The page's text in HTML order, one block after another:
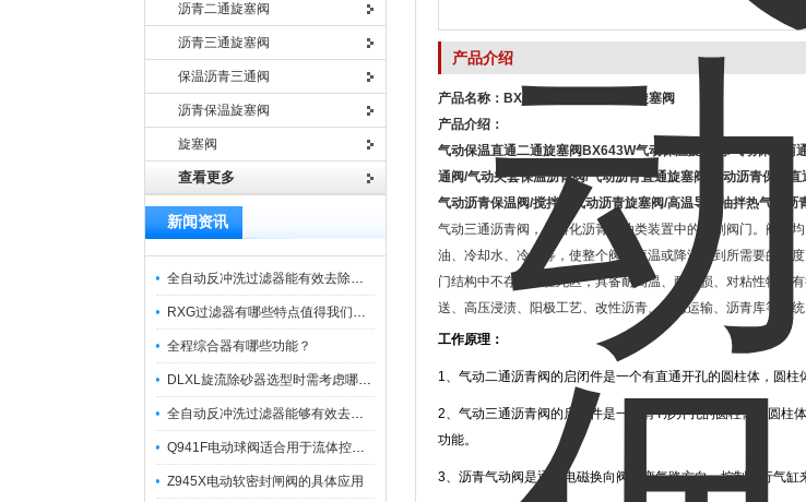
沥青二通旋塞阀
沥青三通旋塞阀
保温沥青三通阀
沥青保温旋塞阀
旋塞阀
查看更多
新闻资讯
全自动反冲洗过滤器能有效去除过滤介质上的杂质
RXG过滤器有哪些特点值得我们选择？
全程综合器有哪些功能？
DLXL旋流除砂器选型时需考虑哪些因素？
全自动反冲洗过滤器能够有效去除不同粒径的固体杂
Q941F电动球阀适合用于流体控制需要迅速反应的场合
Z945X电动软密封闸阀的具体应用
产品介绍
产品名称： BX643W
沥青旋塞阀
产品介绍：
气动保温直通二通旋塞阀 BX643W气动保温旋塞阀/气动保温两
通阀/气动夹套保温沥青阀/气动沥青直通旋塞阀/气动沥青保温
气动沥青保温阀/搅拌站气动沥青旋塞阀/高温导热油拌热气动沥
气动三通沥青阀，是熔化沥青、油类装置中的控制阀门。阀门
油、冷却水、冷气等，使整个阀门恒温或降温达到所需要的温
门结构中不存在空腔死区，具备耐高温、耐磨损、对粘性物料
送、高压浸渍、阳极工艺、改性沥青、液态运输、沥青库等系统
工作原理：
1、气动二通沥青阀的启闭件是一个有直通开孔的圆柱体，圆
2、气动三通沥青阀的启闭件是一个有T形开孔的圆柱体，圆柱
功能。
3、沥青气动阀是通过电磁换向阀改变气路方向，控制执行气